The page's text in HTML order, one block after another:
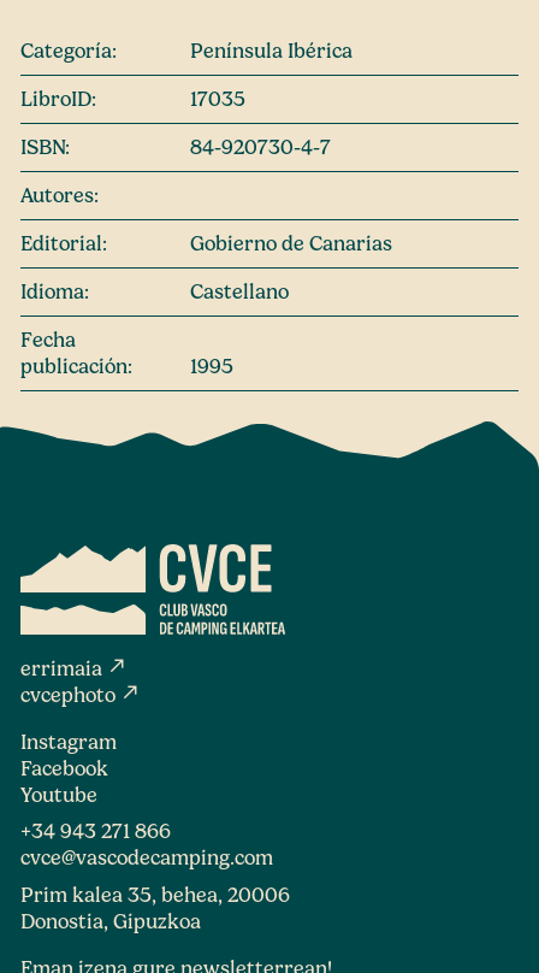
Categoría:
Península Ibérica
LibroID:
17035
ISBN:
84-920730-4-7
Autores:
Editorial:
Gobierno de Canarias
Idioma:
Castellano
Fecha
publicación:
1995
errimaia north_east
cvcephoto north_east
Instagram
Facebook
Youtube
+34 943 271 866
cvce@vascodecamping.com
Prim kalea 35, behea, 20006
Donostia, Gipuzkoa
Eman izena gure newsletterrean!